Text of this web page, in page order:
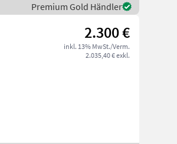
Premium Gold Händler
2.300 €
inkl. 13% MwSt./Verm.
2.035,40 € exkl.